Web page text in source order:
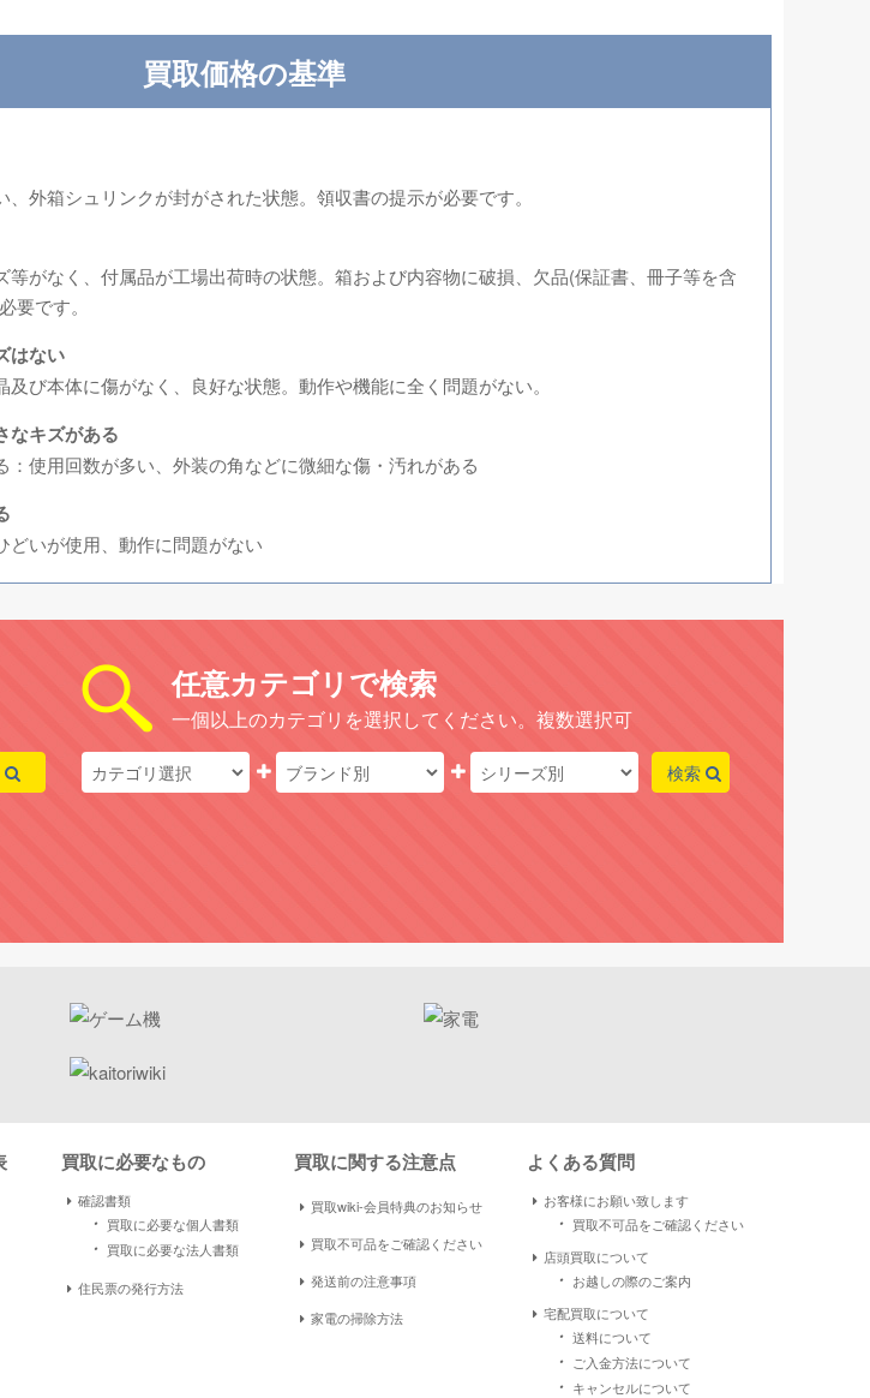
買取価格の基準
外箱シュリンクが封がされた状態。領収書の提示が必要です。
がなく、付属品が工場出荷時の状態。箱および内容物に破損、欠品(保証書、冊子等を含
要です。
はない
及び本体に傷がなく、良好な状態。動作や機能に全く問題がない。
なキズがある
使用回数が多い、外装の角などに微細な傷・汚れがある
どいが使用、動作に問題がない
任意カテゴリで検索
一個以上のカテゴリを選択してください。複数選択可
検索
買取に必要なもの
確認書類
・ 買取に必要な個人書類
・ 買取に必要な法人書類
住民票の発行方法
買取に関する注意点
買取wiki-会員特典のお知らせ
買取不可品をご確認ください
発送前の注意事項
家電の掃除方法
よくある質問
お客様にお願い致します
・ 買取不可品をご確認ください
店頭買取について
・ お越しの際のご案内
宅配買取について
・ 送料について
・ ご入金方法について
・ キャンセルについて